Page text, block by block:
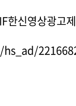
한신영상광고제